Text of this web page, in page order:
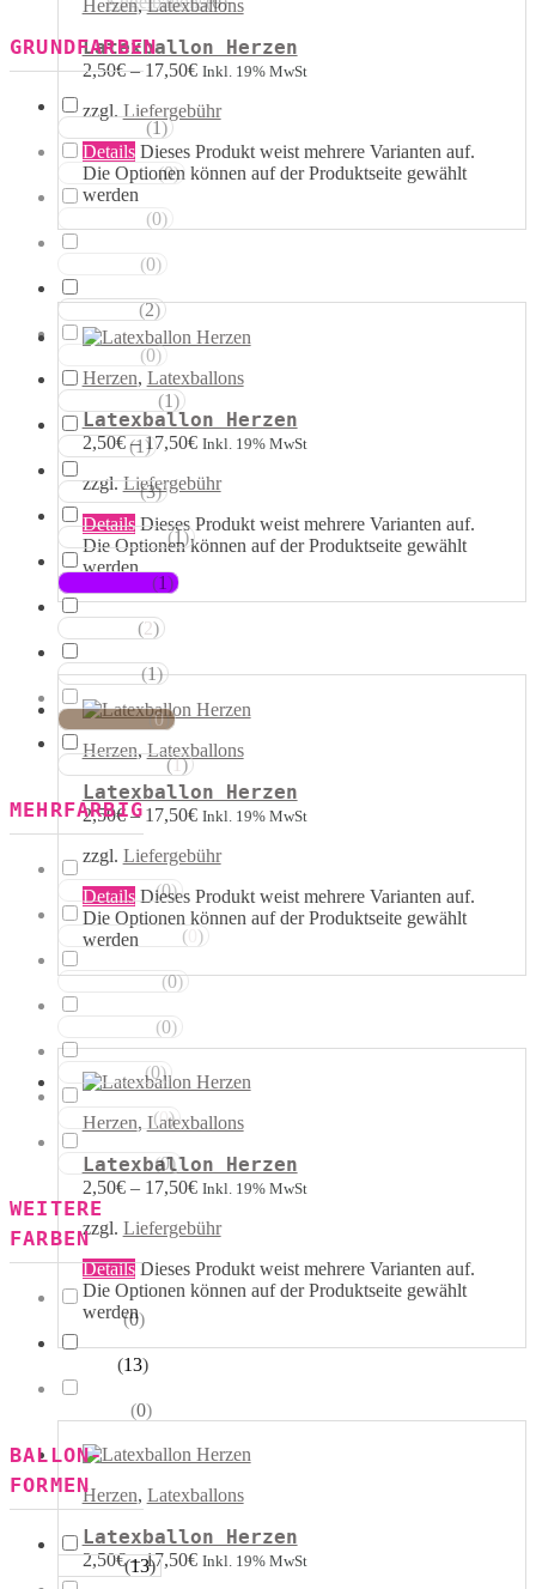
Herzen,Latexballons
Latexballon Herzen
2,50€–17,50€ Inkl. 19% MwSt
zzgl. Liefergebühr
Details Dieses Produkt weist mehrere Varianten auf.
Die Optionen können auf der Produktseite gewählt
werden
Herzen, Latexballons
Latexballon Herzen
2,50€–17,50€ Inkl. 19% MwSt
zzgl.Liefergebühr
Details Dieses Produkt weist mehrere Varianten auf.
Die Optionen können auf der Produktseite gewählt
werden
Herzen,Latexballons
Latexballon Herzen
2,50€–17,50€ Inkl. 19% MwSt
zzgl. Liefergebühr
Details Dieses Produkt weist mehrere Varianten auf.
Die Optionen können auf der Produktseite gewählt
werden
Herzen, Latexballons
Latexballon Herzen
2,50€– 17,50€ Inkl. 19% MwSt
zzgl. Liefergebühr
Details Dieses Produkt weist mehrere Varianten auf.
Die Optionen können auf der Produktseite gewählt
werden
Herzen, Latexballons
Latexballon Herzen
2,50€–17,50€ Inkl. 19% MwSt
GRUNDFARBEN
(1)
Transparent (0)
(0)
(0)
(2)
(0)
(1)
Rottöne (1)
Rosatöne (3)
Magentatöne (1)
(1)
(2)
Grüntöne (1)
Brauntöne (0)
Schwarztöne (1)
MEHRFARBIG
Rosa Weiss (0)
Schwarz Weiss ( )
Silber Weiss (0)
(0)
Rot Weiss (0)
Blau Weiss (0)
Mehrfarbig (0)
WEITERE
FARBEN
Kristall (0)
(13)
(0)
BALLON-
FORMEN
Herzen (13)